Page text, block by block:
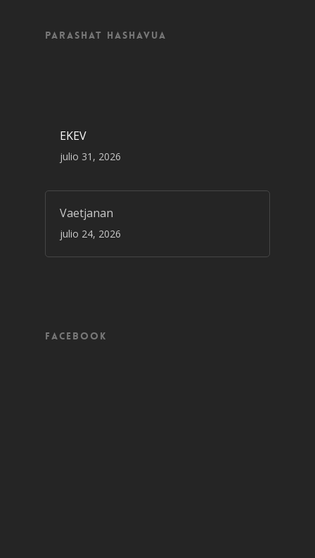
Parashat Hashavua
EKEV
julio 31, 2026
Vaetjanan
julio 24, 2026
Facebook